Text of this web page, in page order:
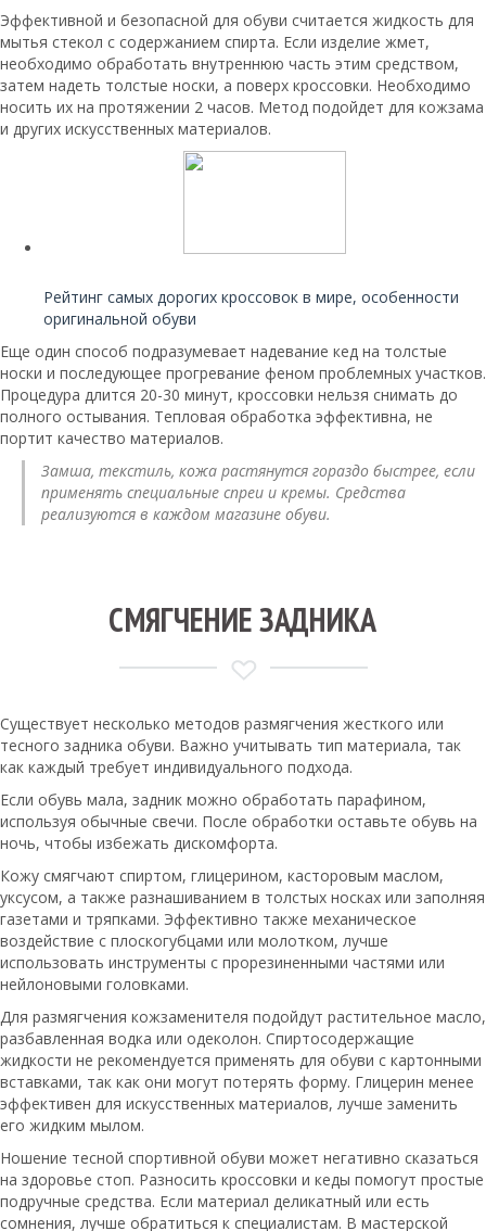
Эффективной и безопасной для обуви считается жидкость для
мытья стекол с содержанием спирта. Если изделие жмет,
необходимо обработать внутреннюю часть этим средством,
затем надеть толстые носки, а поверх кроссовки. Необходимо
носить их на протяжении 2 часов. Метод подойдет для кожзама
и других искусственных материалов.
Рейтинг самых дорогих кроссовок в мире, особенности
оригинальной обуви
Еще один способ подразумевает надевание кед на толстые
носки и последующее прогревание феном проблемных участков.
Процедура длится 20-30 минут, кроссовки нельзя снимать до
полного остывания. Тепловая обработка эффективна, не
портит качество материалов.
Замша, текстиль, кожа растянутся гораздо быстрее, если
применять специальные спреи и кремы. Средства
реализуются в каждом магазине обуви.
СМЯГЧЕНИЕ ЗАДНИКА
Существует несколько методов размягчения жесткого или
тесного задника обуви. Важно учитывать тип материала, так
как каждый требует индивидуального подхода.
Если обувь мала, задник можно обработать парафином,
используя обычные свечи. После обработки оставьте обувь на
ночь, чтобы избежать дискомфорта.
Кожу смягчают спиртом, глицерином, касторовым маслом,
уксусом, а также разнашиванием в толстых носках или заполняя
газетами и тряпками. Эффективно также механическое
воздействие с плоскогубцами или молотком, лучше
использовать инструменты с прорезиненными частями или
нейлоновыми головками.
Для размягчения кожзаменителя подойдут растительное масло,
разбавленная водка или одеколон. Спиртосодержащие
жидкости не рекомендуется применять для обуви с картонными
вставками, так как они могут потерять форму. Глицерин менее
эффективен для искусственных материалов, лучше заменить
его жидким мылом.
Ношение тесной спортивной обуви может негативно сказаться
на здоровье стоп. Разносить кроссовки и кеды помогут простые
подручные средства. Если материал деликатный или есть
сомнения, лучше обратиться к специалистам. В мастерской